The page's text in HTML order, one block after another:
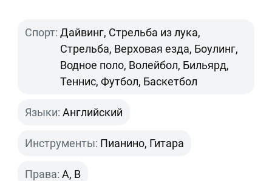
Спорт: Дайвинг, Стрельба из лука,
Стрельба, Верховая езда, Боулинг,
Водное поло, Волейбол, Бильярд,
Теннис, Футбол, Баскетбол
Языки: Английский
Инструменты: Пианино, Гитара
Права: A, B